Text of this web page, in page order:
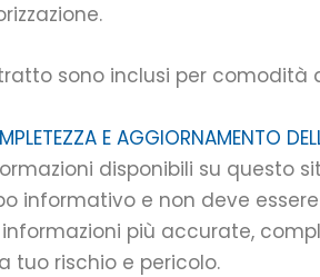
sono inclusi per
E AGGIORNAMENTO
disponibili su
informativo e non deve
più accurate,
tuo rischio e pericolo.